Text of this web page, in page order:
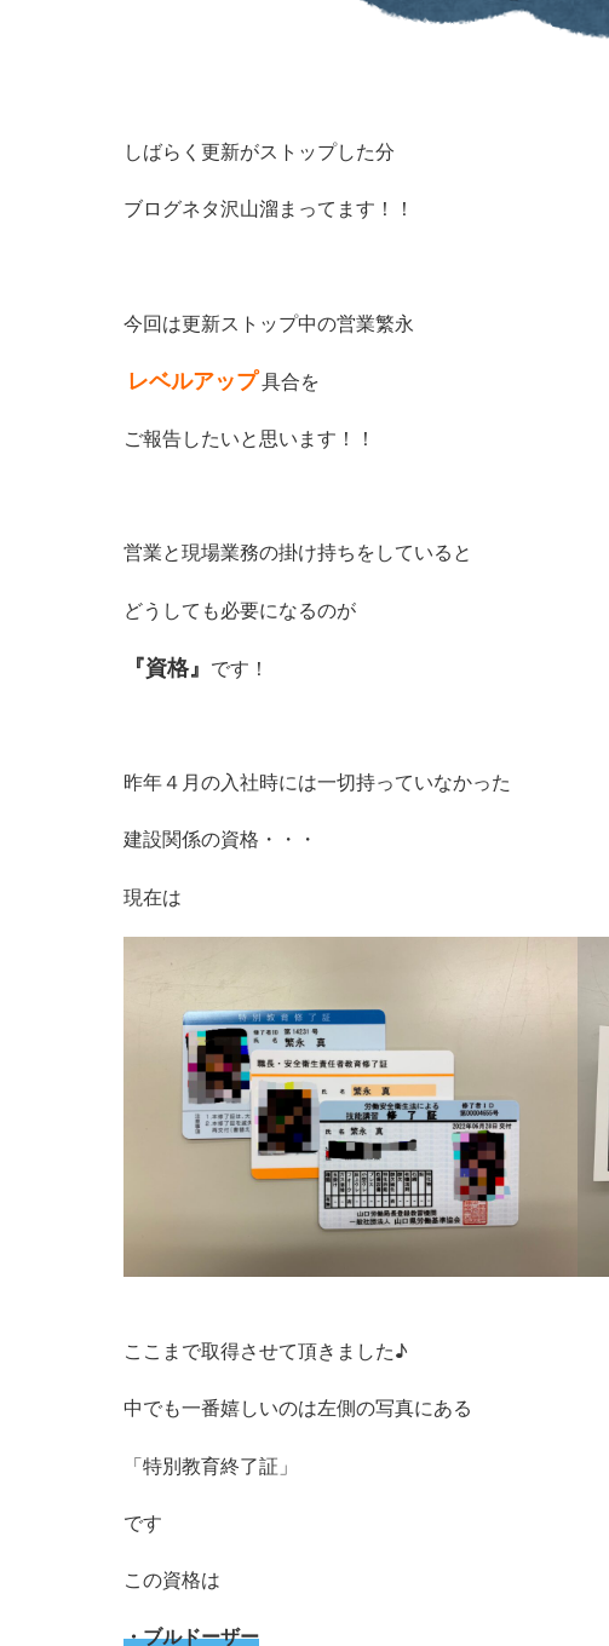
しばらく更新がストップした分
ブログネタ沢山溜まってます！！
今回は更新ストップ中の営業繁永
レベルアップ具合を
ご報告したいと思います！！
営業と現場業務の掛け持ちをしていると
どうしても必要になるのが
『資格』 です！
昨年４月の入社時には一切持っていなかった
建設関係の資格・・・
現在は
ここまで取得させて頂きました♪
中でも一番嬉しいのは左側の写真にある
「特別教育終了証」
です
この資格は
・ブルドーザー